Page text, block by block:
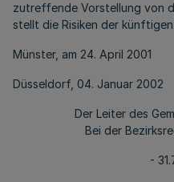
zutreffende Vorstellung von
stellt die Risiken der
Münster, am 24. April 2001
Düsseldorf, 04. Januar 2002
Der Leiter des
Bei der
-